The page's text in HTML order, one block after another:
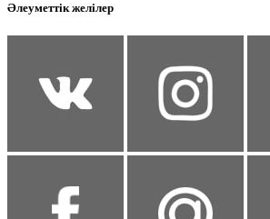
Әлеуметтік желілер